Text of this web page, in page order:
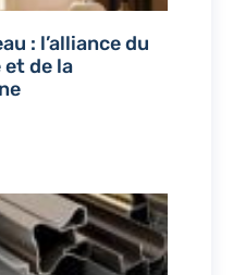
: l’alliance du
de la